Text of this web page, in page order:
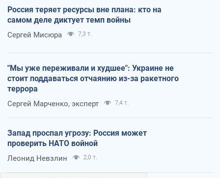
Россия теряет ресурсы вне плана: кто на
самом деле диктует темп войны
Сергей Мисюра 7,3 т.
"Мы уже переживали и худшее": Украине не
стоит поддаваться отчаянию из-за ракетного
террора
Сергей Марченко, эксперт 7,4 т.
Запад проспал угрозу: Россия может
проверить НАТО войной
Леонид Невзлин 2,0 т.